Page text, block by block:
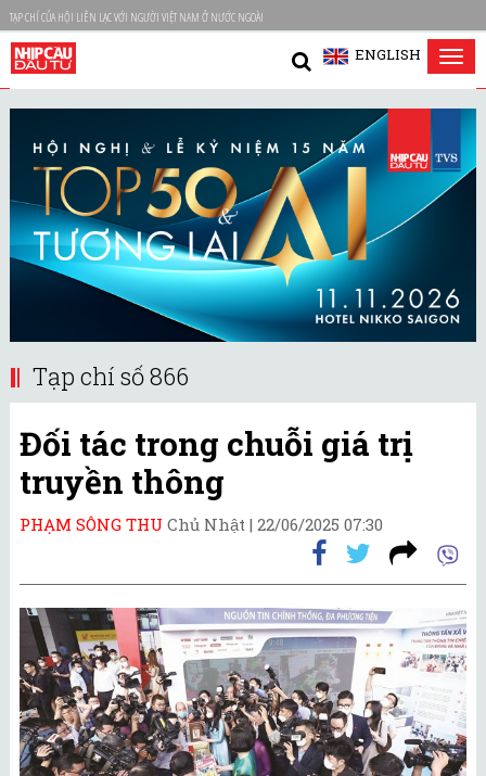
TẠP CHÍ CỦA HỘI LIÊN LẠC VỚI NGƯỜI VIỆT NAM Ở NƯỚC NGOÀI
ENGLISH
Tạp chí số 866
Đối tác trong chuỗi giá trị
truyền thông
PHẠM SÔNG THU Chủ Nhật | 22/06/2025 07:30